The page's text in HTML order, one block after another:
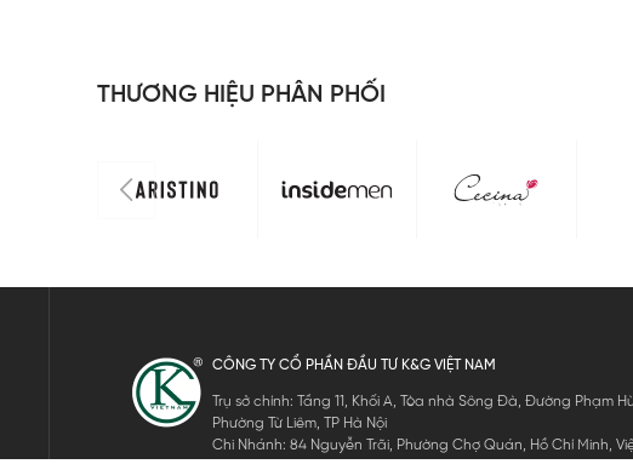
THƯƠNG HIỆU PHÂN PHỐI
CÔNG TY CỔ PHẦN ĐẦU TƯ K&G VIỆT NAM
Trụ sở chính: Tầng 11, Khối A, Tòa nhà Sông Đà, Đường Phạm
Phường Từ Liêm, TP Hà Nội
Chi Nhánh: 84 Nguyễn Trãi, Phường Chợ Quán, Hồ Chí Minh,